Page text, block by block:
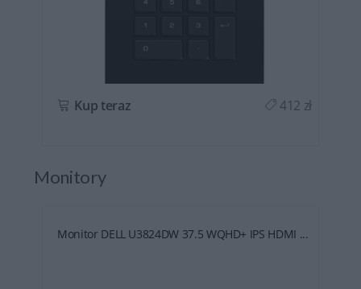
Kup teraz 412 zł
Monitory
Monitor DELL U3824DW 37.5 WQHD+ IPS HDMI ...